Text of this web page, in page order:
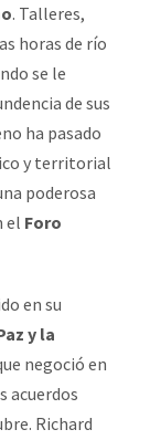
. Talleres,
horas de río
se le
de sus
ha pasado
y territorial
poderosa
el Foro
en su
y la
negoció en
acuerdos
Richard